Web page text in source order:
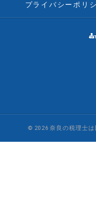
プライバシーポリ
© 2026 奈良の税理士は